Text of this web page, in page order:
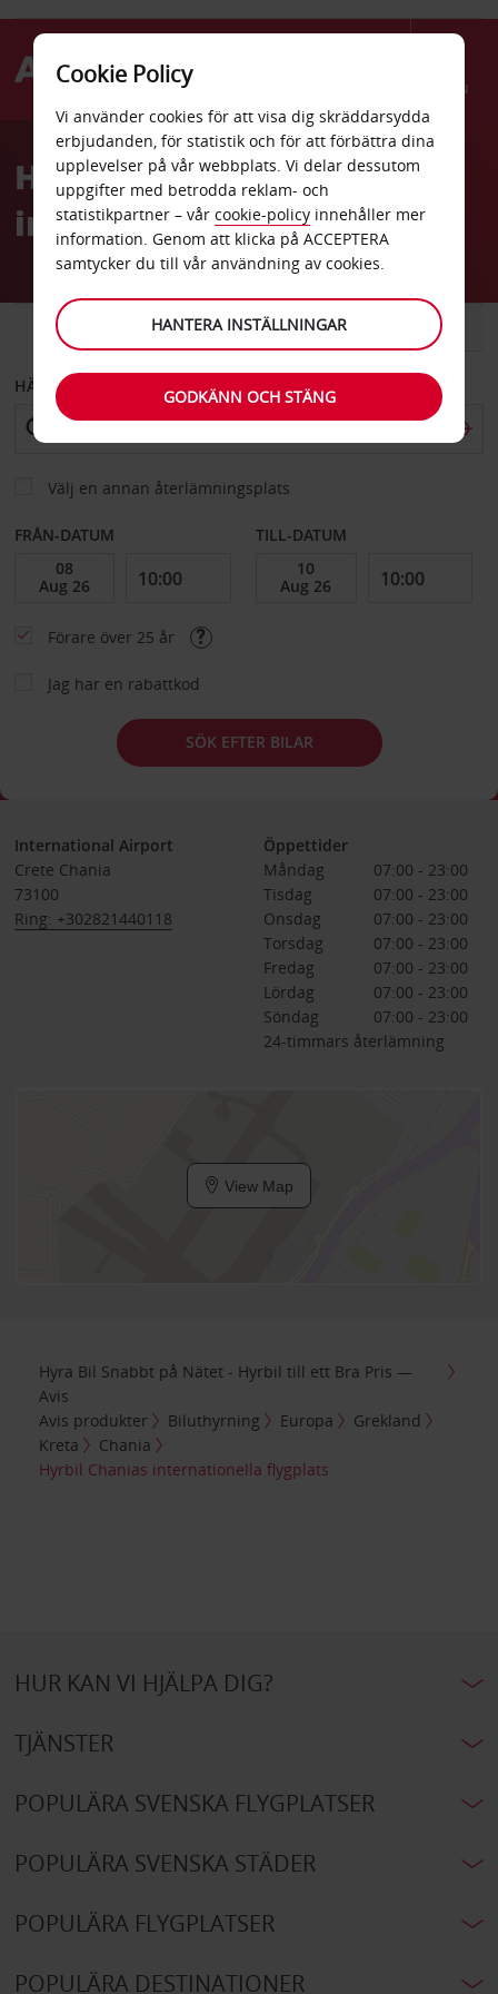
Menu
AvisHyrbil Chanias
internationella flygplats
SKÅPBIL
HÄMTA FRÅN
Välj en annan återlämningsplats
FRÅN-DATUM TILL-DATUM
Förare över 25 år
Jag har en rabattkod
SÖK EFTER BILAR
International Airport
Crete Chania
73100
Ring: +302821440118
Öppettider
Måndag
07:00 - 23:00
Tisdag
07:00 - 23:00
Onsdag
07:00 - 23:00
Torsdag
07:00 - 23:00
Fredag
07:00 - 23:00
Lördag
07:00 - 23:00
Söndag
07:00 - 23:00
24-timmars återlämning
View Map
Hyra Bil Snabbt på Nätet - Hyrbil till ett Bra Pris —
Avis
Avis produkter
Biluthyrning Europa
Grekland
Kreta
Chania
Hyrbil Chanias internationella flygplats
HUR KAN VI HJÄLPA DIG?
TJÄNSTER
POPULÄRA SVENSKA FLYGPLATSER
POPULÄRA SVENSKA STÄDER
POPULÄRA FLYGPLATSER
POPULÄRA DESTINATIONER
Cookie Policy
Vi använder cookies för att visa dig skräddarsydda
erbjudanden, för statistik och för att förbättra dina
upplevelser på vår webbplats. Vi delar dessutom
uppgifter med betrodda reklam- och
statistikpartner – vår cookie-policy innehåller mer
information. Genom att klicka på ACCEPTERA
samtycker du till vår användning av cookies.
HANTERA INSTÄLLNINGAR
GODKÄNN OCH STÄNG